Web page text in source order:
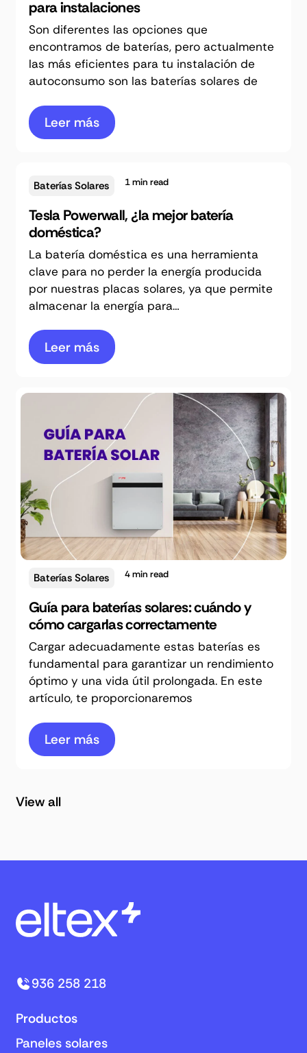
para instalaciones
Son diferentes las opciones que
encontramos de baterías, pero actualmente
las más eficientes para tu instalación de
autoconsumo son las baterías solares de
Leer más
Baterías Solares 1min read
Tesla Powerwall, ¿la mejor batería
doméstica?
La batería doméstica es una herramienta
clave para no perder la energía producida
por nuestras placas solares, ya que permite
almacenar la energía para…
Leer más
Baterías Solares 4min read
Guía para baterías solares: cuándo y
cómo cargarlas correctamente
Cargar adecuadamente estas baterías es
fundamental para garantizar un rendimiento
óptimo y una vida útil prolongada. En este
artículo, te proporcionaremos
Leer más
View all
936 258 218
Productos
Paneles solares